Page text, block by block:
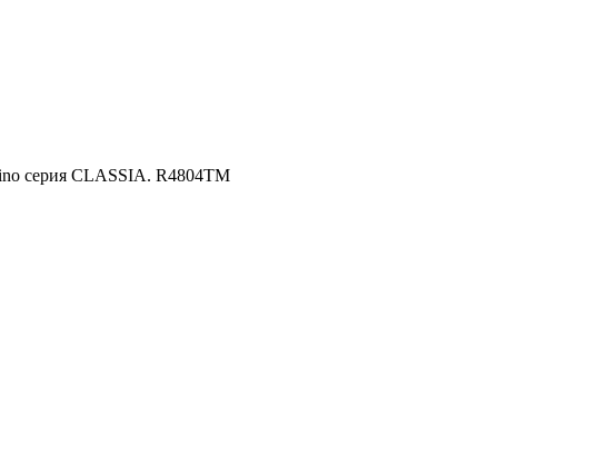
серия CLASSIA. R4804TM